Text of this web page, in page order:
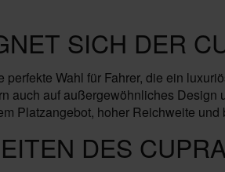
SICH DER
perfekte Wahl für Fahrer, die ein
auch auf außergewöhnliches
Platzangebot, hoher Reichweite
DES